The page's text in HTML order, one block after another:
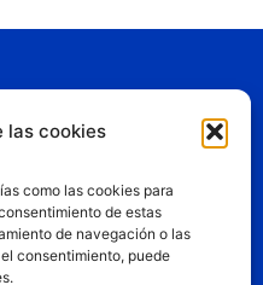
las cookies
como las cookies para
de estas
de navegación o las
consentimiento, puede